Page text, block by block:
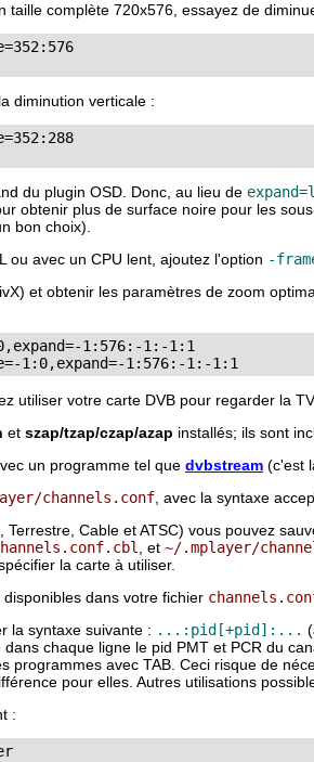
complète 720x576, essayez de
diminution verticale :
du plugin OSD. Donc, au lieu de
obtenir plus de surface noire pour les
bon choix).
ou avec un CPU lent, ajoutez l'option -
et obtenir les paramètres de zoom
1:576:-1:-1:1
utiliser votre carte DVB pour regarder la
et szap/tzap/czap/azap installés; ils sont
un programme tel que dvbstream (c'est
channels.conf, avec la syntaxe
Cable et ATSC) vous pouvez
, et ~/.mplayer/
la carte à utiliser.
dans votre fichier
la syntaxe suivante : ...:pid[+pid]:...
chaque ligne le pid PMT et PCR du
programmes avec TAB. Ceci risque de
pour elles. Autres utilisations
: